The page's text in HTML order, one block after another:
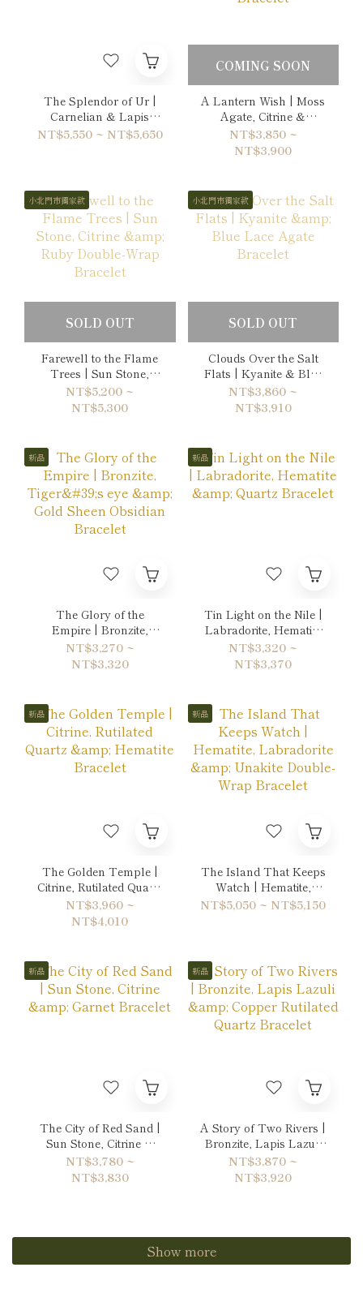
The Splendor of Ur |
Carnelian & Lapis
Lazuli Bracelet
NT$5,550 ~ NT$5,650
COMING SOON
A Lantern Wish | Moss
Agate, Citrine &
Hematite Bracelet
NT$3,850 ~
NT$3,900
小北門市獨家款
SOLD OUT
Farewell to the Flame
Trees | Sun Stone,
Citrine & Ruby Double-
Wrap Bracelet
NT$5,200 ~
NT$5,300
小北門市獨家款
SOLD OUT
Clouds Over the Salt
Flats | Kyanite & Blue
Lace Agate Bracelet
NT$3,860 ~
NT$3,910
新品
The Glory of the
Empire | Bronzite,
Tiger's eye & Gold
Sheen Obsidian
NT$3,270 ~
NT$3,320
新品
Tin Light on the Nile |
Labradorite, Hematite
& Quartz Bracelet
NT$3,320 ~
NT$3,370
新品
The Golden Temple |
Citrine, Rutilated Quartz
& Hematite Bracelet
NT$3,960 ~
NT$4,010
新品
The Island That Keeps
Watch | Hematite,
Labradorite & Unakite
NT$5,050 ~ NT$5,150
新品
The City of Red Sand |
Sun Stone, Citrine &
Garnet Bracelet
NT$3,780 ~
NT$3,830
新品
A Story of Two Rivers |
Bronzite, Lapis Lazuli
& Copper Rutilated
Quartz Bracelet
NT$3,870 ~
NT$3,920
Show more